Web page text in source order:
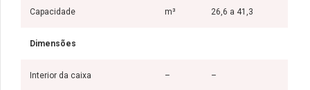
Capacidade m³ 26,6 a 41,3
Dimensões
Interior da caixa – –